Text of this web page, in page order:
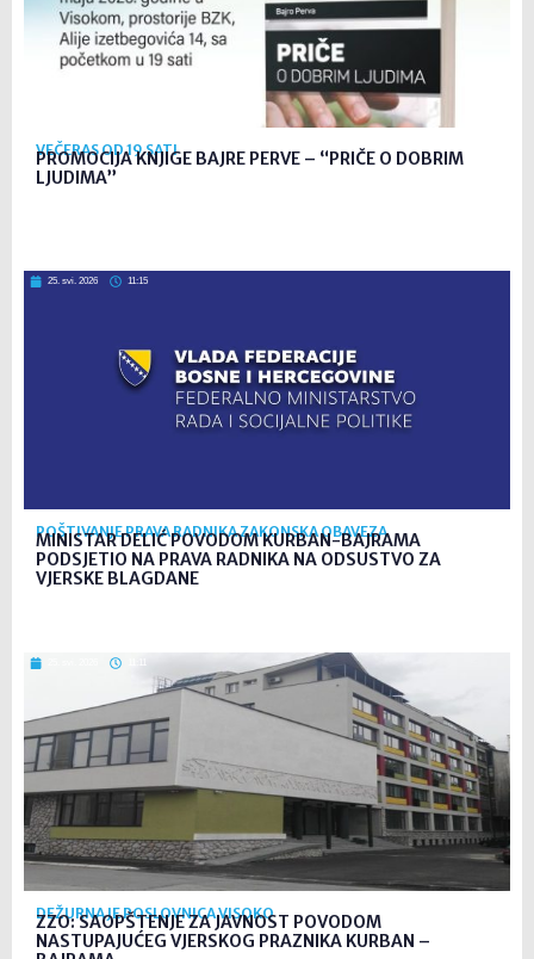
VEČERAS OD 19 SATI
PROMOCIJA KNJIGE BAJRE PERVE – “PRIČE O DOBRIM
LJUDIMA”
25. svi. 2026 11:15
POŠTIVANJE PRAVA RADNIKA ZAKONSKA OBAVEZA
MINISTAR DELIĆ POVODOM KURBAN-BAJRAMA
PODSJETIO NA PRAVA RADNIKA NA ODSUSTVO ZA
VJERSKE BLAGDANE
DEŽURNA JE POSLOVNICA VISOKO
ZZO: SAOPŠTENJE ZA JAVNOST POVODOM
NASTUPAJUĆEG VJERSKOG PRAZNIKA KURBAN –